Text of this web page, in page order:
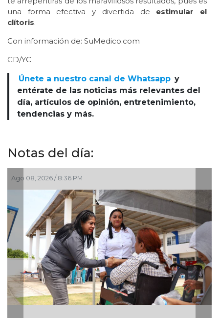
una forma efectiva y divertida de estimular el
clítoris.
Con información de: SuMedico.com
CD/YC
Únete a nuestro canal de Whatsapp y
entérate de las noticias más relevantes del
día, artículos de opinión, entretenimiento,
tendencias y más.
Notas del día:
Ago 08, 2026 / 6:55 PM